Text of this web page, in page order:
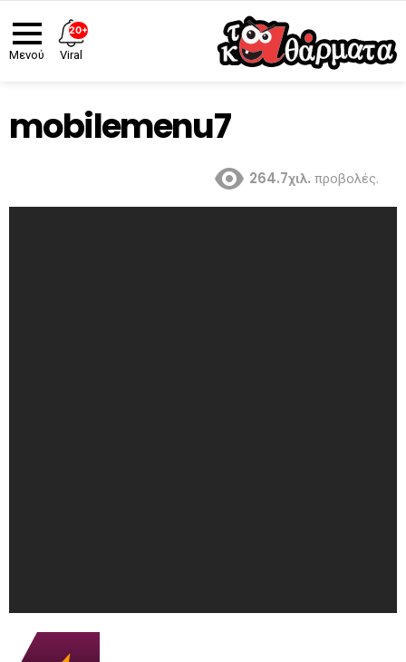
Μενού
mobilemenu7
264.7χιλ. προβολές.
20+
Viral